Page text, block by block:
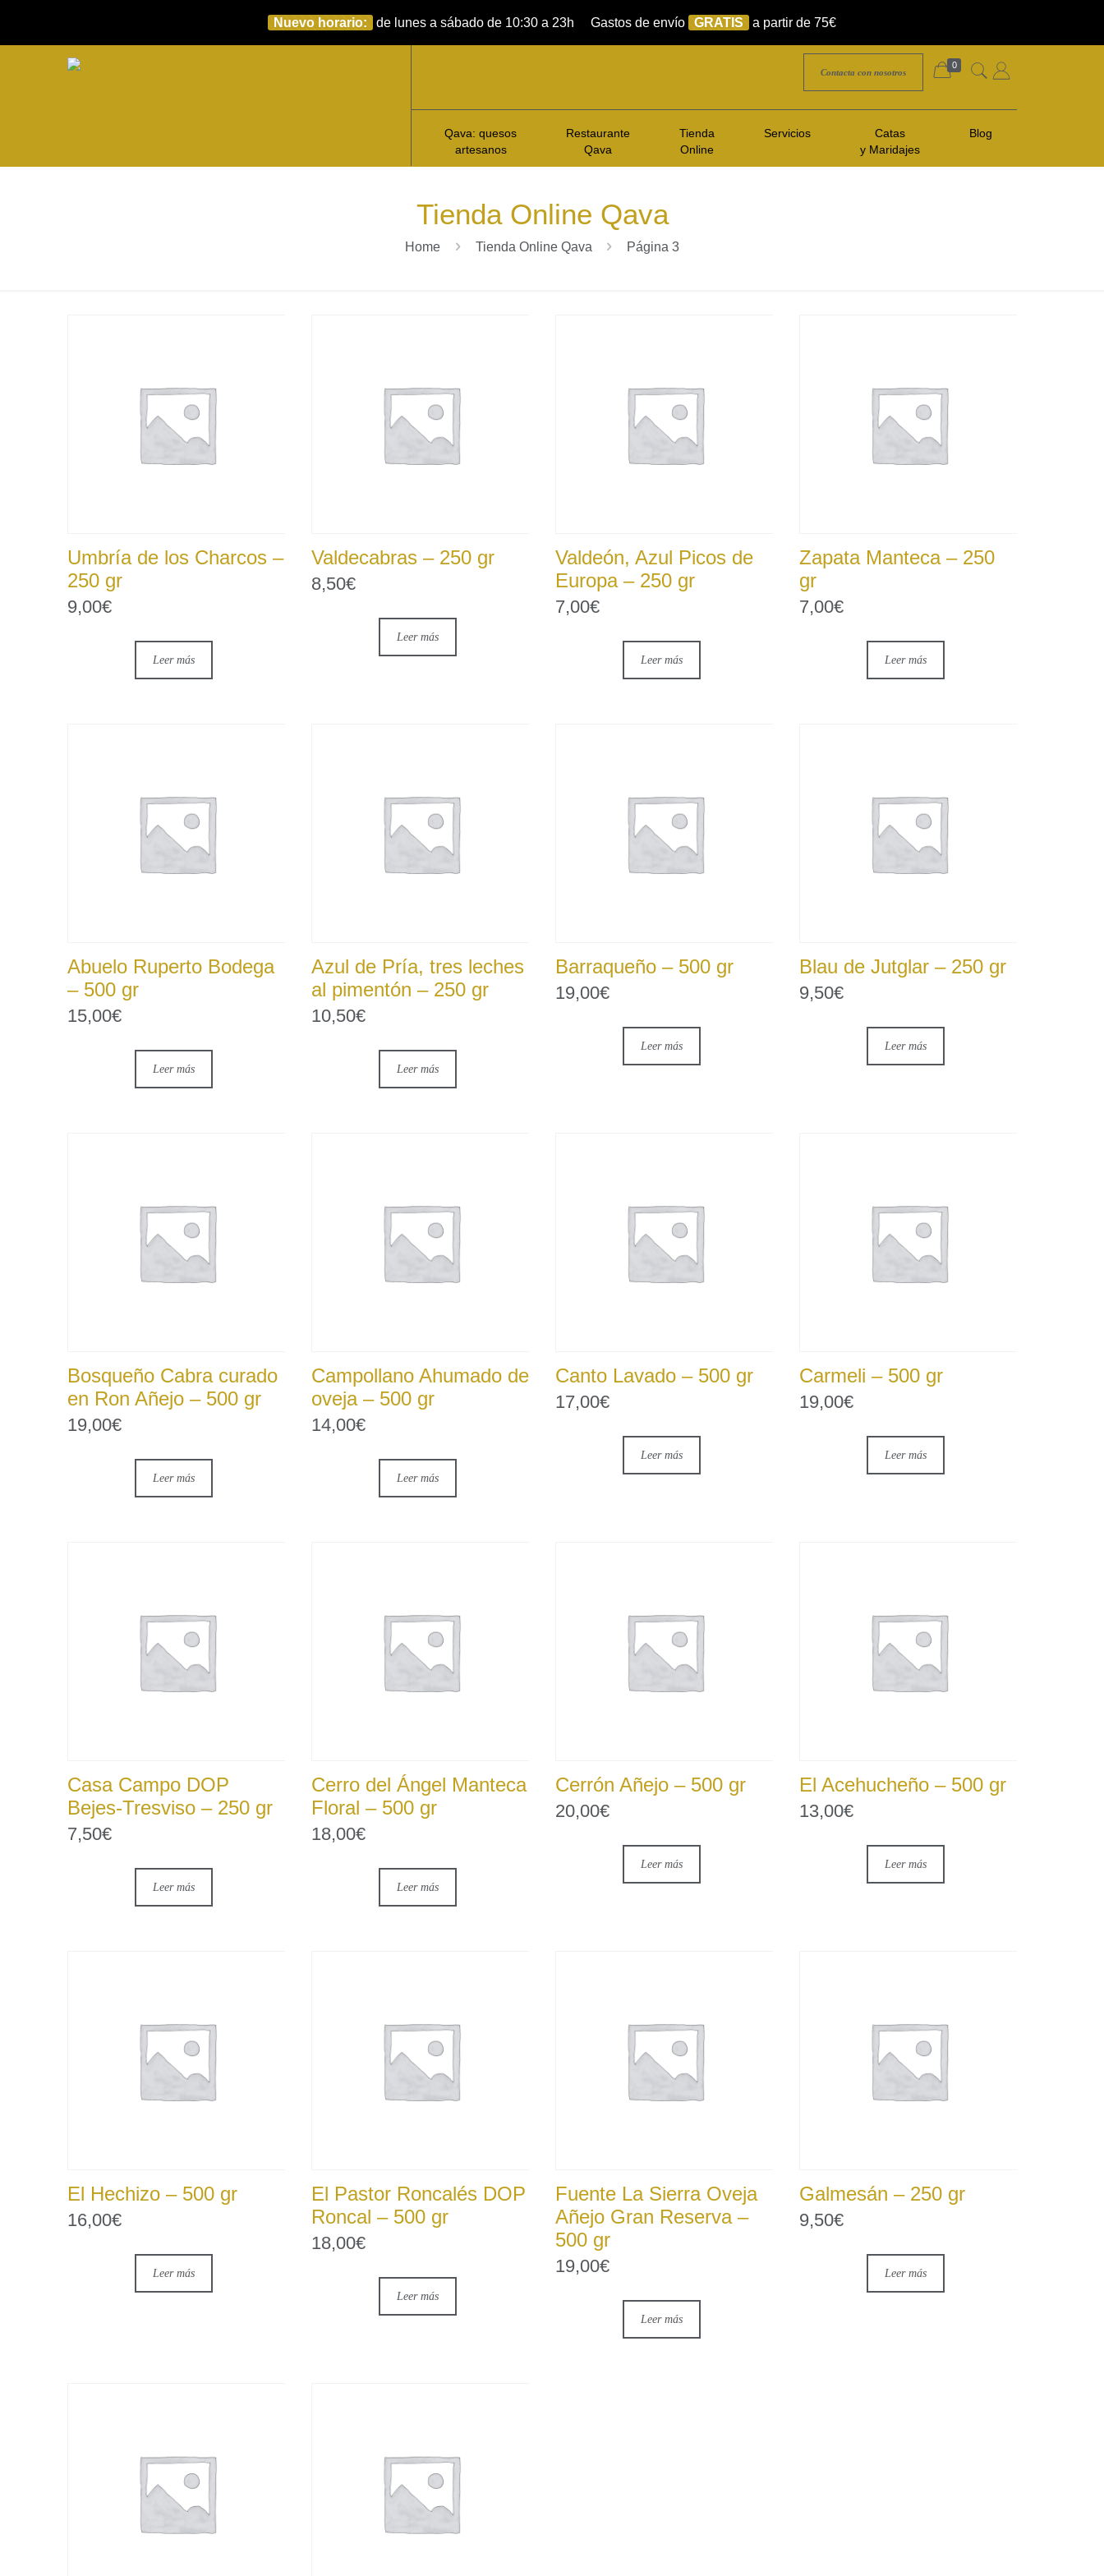
Nuevo horario: de lunes a sábado de 10:30 a 23h Gastos de envío GRATIS a partir de 75€
Contacta con nosotros
0
Qava: quesos
artesanos
Restaurante
Qava
Tienda
Online
Servicios
Catas
y Maridajes
Blog
Tienda Online Qava
Home Tienda Online Qava Página 3
Umbría de los Charcos –
250 gr
9,00€
Leer más
Valdecabras – 250 gr
8,50€
Leer más
Valdeón, Azul Picos de
Europa – 250 gr
7,00€
Leer más
Zapata Manteca – 250
gr
7,00€
Leer más
Abuelo Ruperto Bodega
– 500 gr
15,00€
Leer más
Azul de Pría, tres leches
al pimentón – 250 gr
10,50€
Leer más
Barraqueño – 500 gr
19,00€
Leer más
Blau de Jutglar – 250 gr
9,50€
Leer más
Bosqueño Cabra curado
en Ron Añejo – 500 gr
19,00€
Leer más
Campollano Ahumado de
oveja – 500 gr
14,00€
Leer más
Canto Lavado – 500 gr
17,00€
Leer más
Carmeli – 500 gr
19,00€
Leer más
Casa Campo DOP
Bejes-Tresviso – 250 gr
7,50€
Leer más
Cerro del Ángel Manteca
Floral – 500 gr
18,00€
Leer más
Cerrón Añejo – 500 gr
20,00€
Leer más
El Acehucheño – 500 gr
13,00€
Leer más
El Hechizo – 500 gr
16,00€
Leer más
El Pastor Roncalés DOP
Roncal – 500 gr
18,00€
Leer más
Fuente La Sierra Oveja
Añejo Gran Reserva –
500 gr
19,00€
Leer más
Galmesán – 250 gr
9,50€
Leer más